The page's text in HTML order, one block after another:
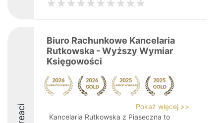
Biuro Rachunkowe Kancelaria
Rutkowska - Wyższy Wymiar
Księgowości
Pokaż więcej >>
Kancelaria Rutkowska z Piaseczna to